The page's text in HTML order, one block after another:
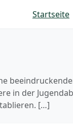
Startseite
in der
[…]